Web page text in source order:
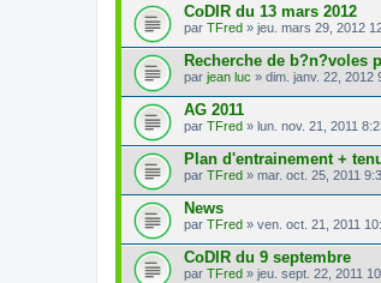
CoDIR du 13 mars 2012
par TFred » jeu. mars 29, 2012
Recherche de b?n?voles
par jean luc » dim. janv. 22, 2012
AG 2011
par TFred » lun. nov. 21, 2011
Plan d'entrainement +
par TFred » mar. oct. 25, 2011
News
par TFred » ven. oct. 21, 2011
CoDIR du 9 septembre
par TFred » jeu. sept. 22, 2011